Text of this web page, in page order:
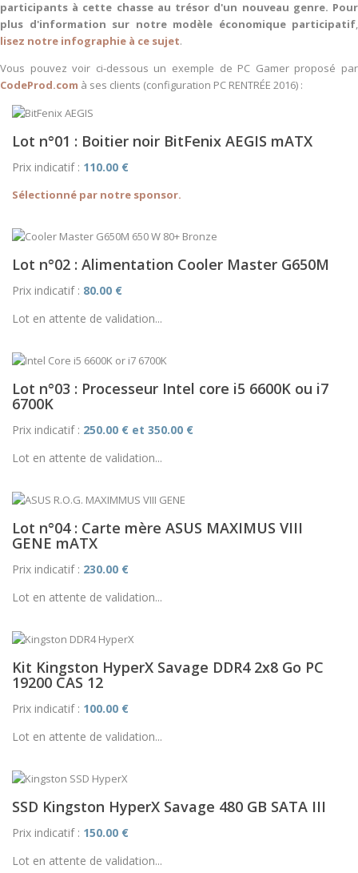
participants à cette chasse au trésor d'un nouveau genre. Pour
plus d'information sur notre modèle économique participatif,
lisez notre infographie à ce sujet.
Vous pouvez voir ci-dessous un exemple de PC Gamer proposé par
CodeProd.com à ses clients (configuration PC RENTRÉE 2016) :
Lot n°01 : Boitier noir BitFenix AEGIS mATX
Prix indicatif : 110.00 €
Sélectionné par notre sponsor.
Lot n°02 : Alimentation Cooler Master G650M
Prix indicatif : 80.00 €
Lot en attente de validation...
Lot n°03 : Processeur Intel core i5 6600K ou i7
6700K
Prix indicatif : 250.00 € et 350.00 €
Lot en attente de validation...
Lot n°04 : Carte mère ASUS MAXIMUS VIII
GENE mATX
Prix indicatif : 230.00 €
Lot en attente de validation...
Kit Kingston HyperX Savage DDR4 2x8 Go PC
19200 CAS 12
Prix indicatif : 100.00 €
Lot en attente de validation...
SSD Kingston HyperX Savage 480 GB SATA III
Prix indicatif : 150.00 €
Lot en attente de validation...